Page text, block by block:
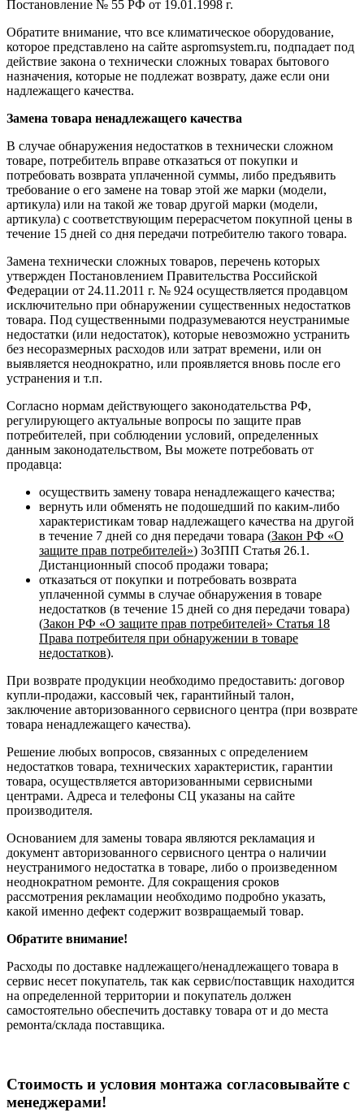
Постановление № 55 РФ от 19.01.1998 г.
Обратите внимание, что все климатическое оборудование,
которое представлено на сайте aspromsystem.ru, подпадает под
действие закона о технически сложных товарах бытового
назначения, которые не подлежат возврату, даже если они
надлежащего качества.
Замена товара ненадлежащего качества
В случае обнаружения недостатков в технически сложном
товаре, потребитель вправе отказаться от покупки и
потребовать возврата уплаченной суммы, либо предъявить
требование о его замене на товар этой же марки (модели,
артикула) или на такой же товар другой марки (модели,
артикула) с соответствующим перерасчетом покупной цены в
течение 15 дней со дня передачи потребителю такого товара.
Замена технически сложных товаров, перечень которых
утвержден Постановлением Правительства Российской
Федерации от 24.11.2011 г. № 924 осуществляется продавцом
исключительно при обнаружении существенных недостатков
товара. Под существенными подразумеваются неустранимые
недостатки (или недостаток), которые невозможно устранить
без несоразмерных расходов или затрат времени, или он
выявляется неоднократно, или проявляется вновь после его
устранения и т.п.
Согласно нормам действующего законодательства РФ,
регулирующего актуальные вопросы по защите прав
потребителей, при соблюдении условий, определенных
данным законодательством, Вы можете потребовать от
продавца:
осуществить замену товара ненадлежащего качества;
вернуть или обменять не подошедший по каким-либо
характеристикам товар надлежащего качества на другой
в течение 7 дней со дня передачи товара (Закон РФ «О
защите прав потребителей») ЗоЗПП Статья 26.1.
Дистанционный способ продажи товара;
отказаться от покупки и потребовать возврата
уплаченной суммы в случае обнаружения в товаре
недостатков (в течение 15 дней со дня передачи товара)
(Закон РФ «О защите прав потребителей» Статья 18
Права потребителя при обнаружении в товаре
недостатков).
При возврате продукции необходимо предоставить: договор
купли-продажи, кассовый чек, гарантийный талон,
заключение авторизованного сервисного центра (при возврате
товара ненадлежащего качества).
Решение любых вопросов, связанных с определением
недостатков товара, технических характеристик, гарантии
товара, осуществляется авторизованными сервисными
центрами. Адреса и телефоны СЦ указаны на сайте
производителя.
Основанием для замены товара являются рекламация и
документ авторизованного сервисного центра о наличии
неустранимого недостатка в товаре, либо о произведенном
неоднократном ремонте. Для сокращения сроков
рассмотрения рекламации необходимо подробно указать,
какой именно дефект содержит возвращаемый товар.
Обратите внимание!
Расходы по доставке надлежащего/ненадлежащего товара в
сервис несет покупатель, так как сервис/поставщик находится
на определенной территории и покупатель должен
самостоятельно обеспечить доставку товара от и до места
ремонта/склада поставщика.
Cтоимость и условия монтажа согласовывайте с
менеджерами!